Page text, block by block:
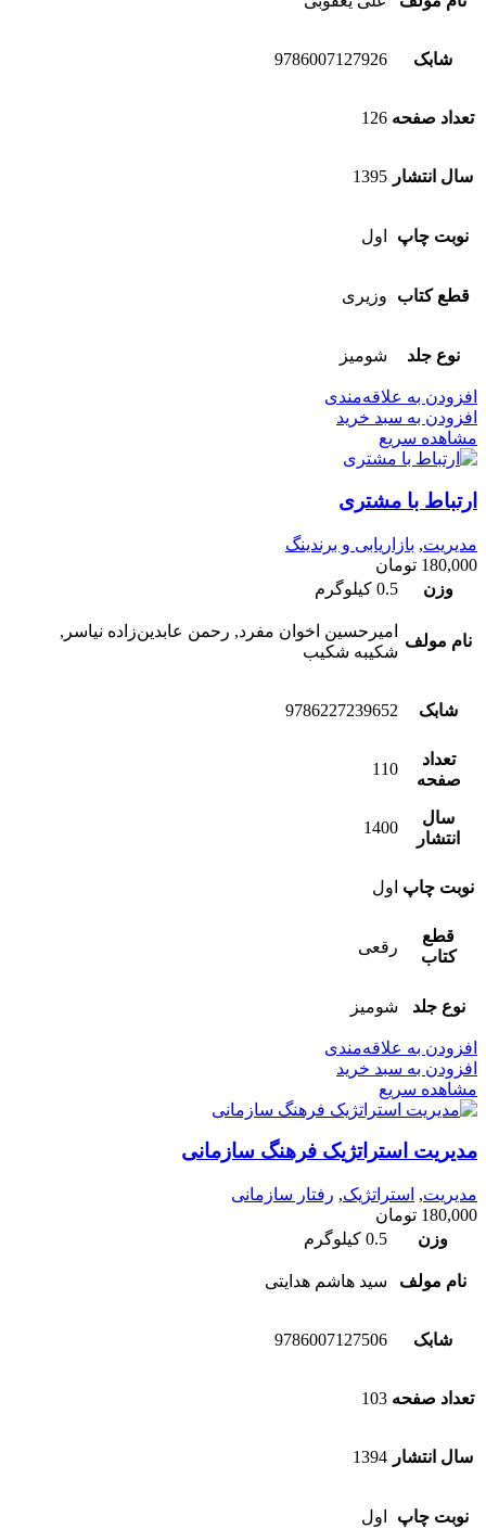
شابک 9786007127926
تعداد صفحه 126
سال انتشار 1395
نوبت چاپ اول
قطع کتاب وزیری
نوع جلد شومیز
افزودن به علاقه‌مندی
افزودن به سبد خرید
مشاهده سریع
ارتباط با مشتری
مدیریت, بازاریابی و برندینگ
180,000 تومان
وزن
0.5 کیلوگرم
نام مولف
امیرحسین اخوان مفرد, رحمن عابدین‌زاده نیاسر,
شکیبه شکیب
شابک 9786227239652
تعداد
صفحه
110
سال
انتشار
1400
نوبت چاپ اول
قطع
کتاب
رقعی
نوع جلد شومیز
افزودن به علاقه‌مندی
افزودن به سبد خرید
مشاهده سریع
مدیریت استراتژیک فرهنگ سازمانی
مدیریت, استراتژیک, رفتار سازمانی
180,000 تومان
وزن
0.5 کیلوگرم
نام مولف سید هاشم هدایتی
شابک 9786007127506
تعداد صفحه 103
سال انتشار 1394
نوبت چاپ اول